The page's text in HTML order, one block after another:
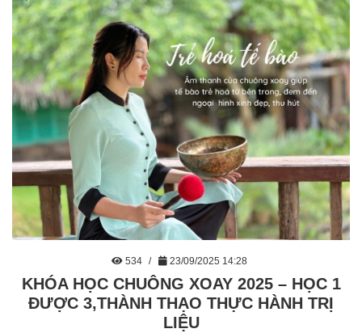
534 23/09/2025 14:28
KHÓA HỌC CHUÔNG XOAY 2025 – HỌC 1
ĐƯỢC 3,THÀNH THẠO THỰC HÀNH TRỊ
LIỆU